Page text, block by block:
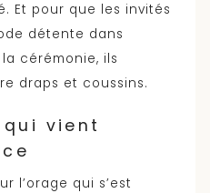
Et pour que les invités
détente dans
cérémonie, ils
draps et coussins.
vient
l’orage qui s’est